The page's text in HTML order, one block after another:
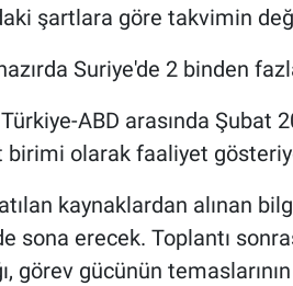
şartlara göre takvimin
Suriye'de 2 binden
ABD arasında Şubat
birimi olarak faaliyet
kaynaklardan alınan
sona erecek. Toplantı
görev gücünün